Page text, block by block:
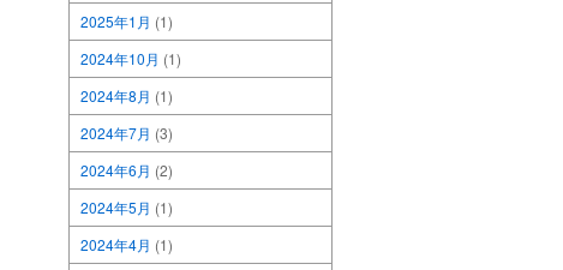
2025年1月 (1)
2024年10月 (1)
2024年8月 (1)
2024年7月 (3)
2024年6月 (2)
2024年5月 (1)
2024年4月 (1)